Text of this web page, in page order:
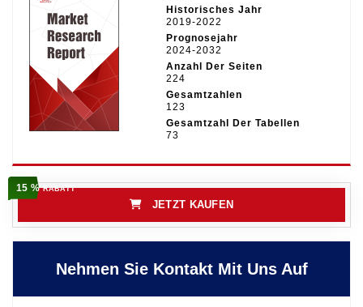
Historisches Jahr
2019-2022
Prognosejahr
2024-2032
Anzahl Der Seiten
224
Gesamtzahlen
123
Gesamtzahl Der Tabellen
73
15 %RABATT
JETZT KAUFEN
Nehmen Sie Kontakt Mit Uns Auf